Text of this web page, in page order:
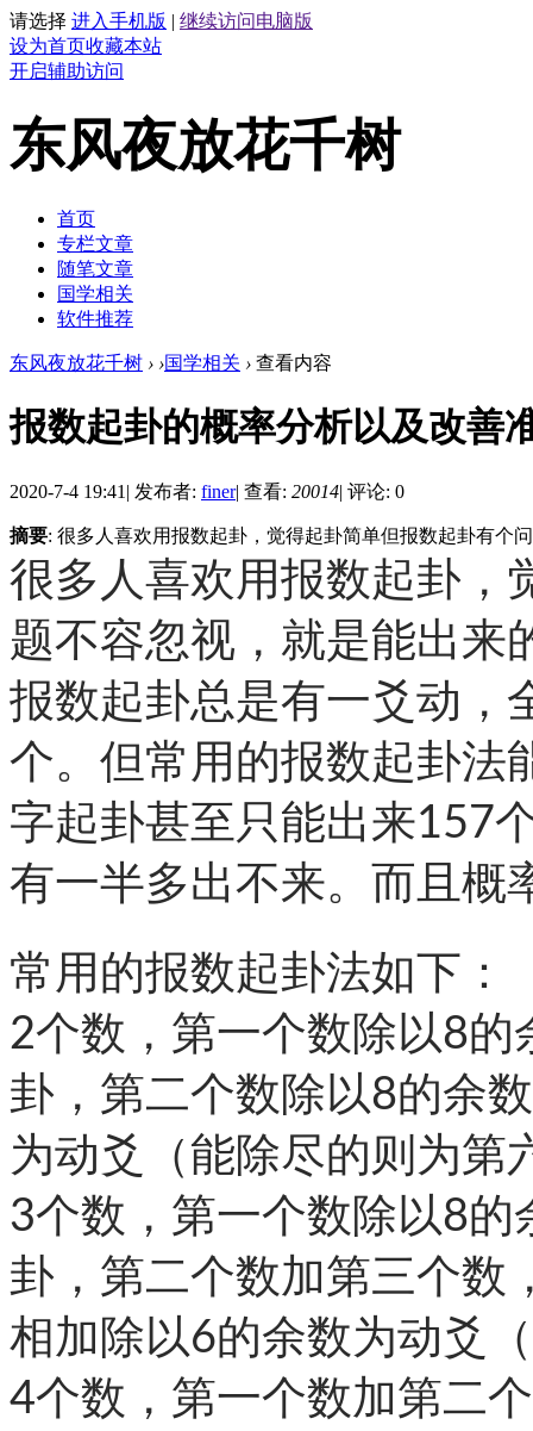
请选择 进入手机版 | 继续访问电脑版
设为首页收藏本站
开启辅助访问
东风夜放花千树
首页
专栏文章
随笔文章
国学相关
软件推荐
东风夜放花千树 › ›国学相关 › 查看内容
报数起卦的概率分析以及改善
2020-7-4 19:41 | 发布者: finer| 查看: 20014| 评论: 0
摘要: 很多人喜欢用报数起卦，觉得起卦简单但报数起卦有个
很多人喜欢用报数起卦，
题不容忽视，就是能出来
报数起卦总是有一爻动，
个。但常用的报数起卦法
字起卦甚至只能出来157
有一半多出不来。而且概
常用的报数起卦法如下：
2个数，第一个数除以8
卦，第二个数除以8的余
为动爻（能除尽的则为第
3个数，第一个数除以8
卦，第二个数加第三个数
相加除以6的余数为动爻
4个数，第一个数加第二